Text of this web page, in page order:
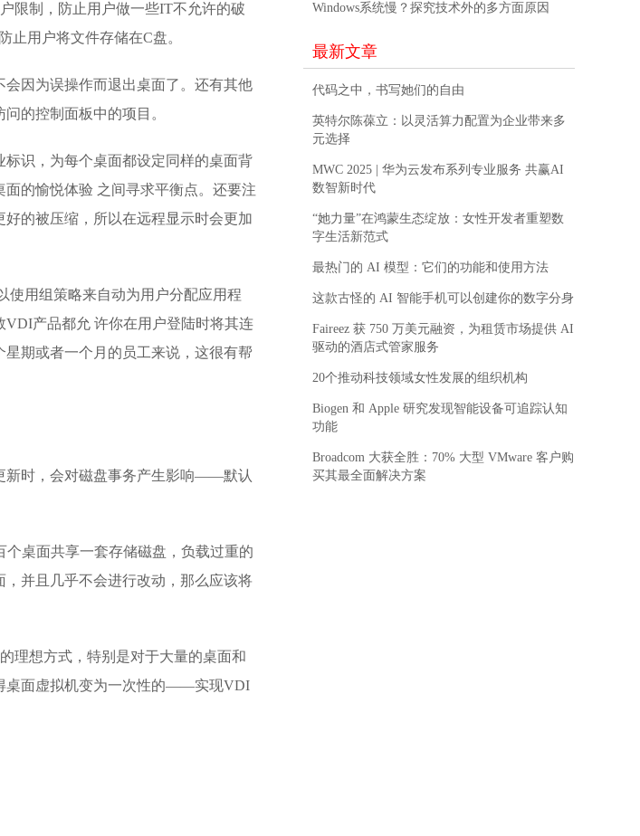
限制，防止用户做一些IT不允许的破
止用户将文件存储在C盘。
因为误操作而退出桌面了。还有其他
的控制面板中的项目。
标识，为每个桌面都设定同样的桌面背
的愉悦体验 之间寻求平衡点。还要注
的被压缩，所以在远程显示时会更加
使用组策略来自动为用户分配应用程
产品都允 许你在用户登陆时将其连
期或者一个月的员工来说，这很有帮
新时，会对磁盘事务产生影响——默认
桌面共享一套存储磁盘，负载过重的
并且几乎不会进行改动，那么应该将
理想方式，特别是对于大量的桌面和
桌面虚拟机变为一次性的——实现VDI
Windows系统慢？探究技术外的多方面原因
最新文章
代码之中，书写她们的自由
英特尔陈葆立：以灵活算力配置为企业带来多
元选择
MWC 2025 | 华为云发布系列专业服务 共赢AI
数智新时代
“她力量”在鸿蒙生态绽放：女性开发者重塑数
字生活新范式
最热门的 AI 模型：它们的功能和使用方法
这款古怪的 AI 智能手机可以创建你的数字分身
Faireez 获 750 万美元融资，为租赁市场提供 AI
驱动的酒店式管家服务
20个推动科技领域女性发展的组织机构
Biogen 和 Apple 研究发现智能设备可追踪认知
功能
Broadcom 大获全胜：70% 大型 VMware 客户购
买其最全面解决方案